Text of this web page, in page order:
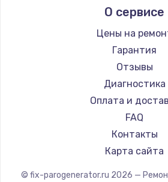
DELTA
Silter
Chayka
Beko
Vivitek
RED solution
О сервисе
Цены на
Гарантия
Отзывы
Диагностика
Оплата и
FAQ
Контакты
Карта сайта
© fix-parogenerator.ru 2026 —